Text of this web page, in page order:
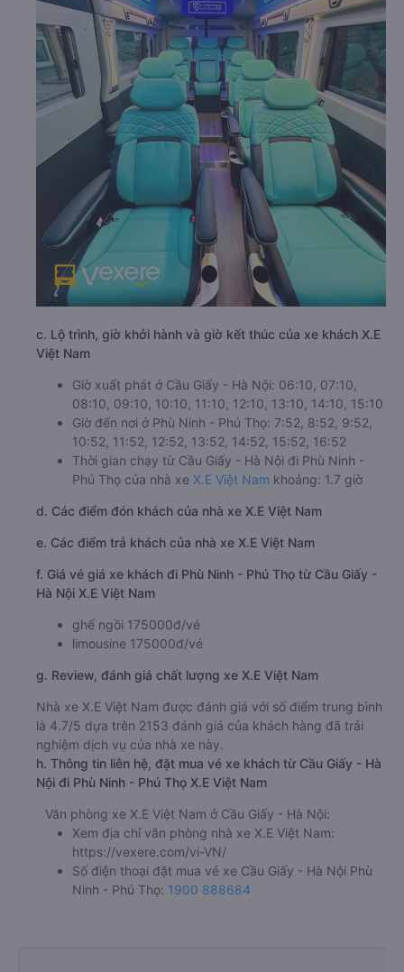
c. Lộ trình, giờ khởi hành và giờ kết thúc của xe khách X.E
Việt Nam
Giờ xuất phát ở Cầu Giấy - Hà Nội: 06:10, 07:10,
08:10, 09:10, 10:10, 11:10, 12:10, 13:10, 14:10, 15:10
Giờ đến nơi ở Phù Ninh - Phú Thọ: 7:52, 8:52, 9:52,
10:52, 11:52, 12:52, 13:52, 14:52, 15:52, 16:52
Phú Thọ của nhà xe X.E Việt Namkhoảng: 1.7 giờ
d. Các điểm đón khách của nhà xe X.E Việt Nam
f. Giá vé giá xe khách đi Phù Ninh - Phú Thọ từ Cầu Giấy -
limousine 175000đ/vé
g. Review, đánh giá chất lượng xe X.E Việt Nam
Nhà xe X.E Việt Nam được đánh giá với số điểm trung bình
là 4.7/5 dựa trên 2153 đánh giá của khách hàng đã trải
nghiệm dịch vụ của nhà xe này.
h. Thông tin liên hệ, đặt mua vé xe khách từ Cầu Giấy - Hà
Nội đi Phù Ninh - Phú Thọ X.E Việt Nam
Văn phòng xe X.E Việt Nam ở Cầu Giấy - Hà Nội:
Xem địa chỉ văn phòng nhà xe X.E Việt Nam: